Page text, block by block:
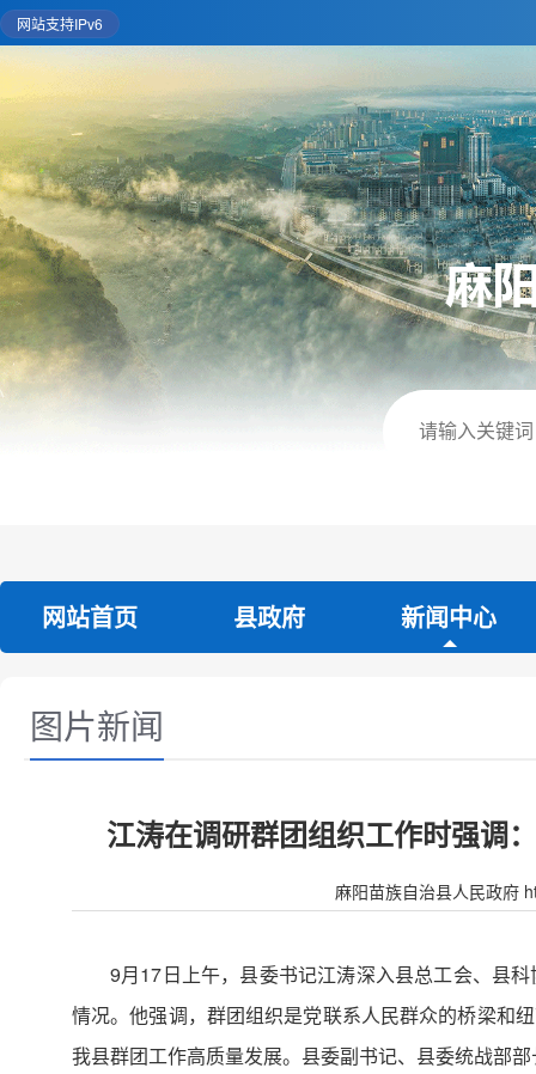
网站支持IPv6
网站首页 县政府 新闻中心
图片新闻
江涛在调研群团组织工作时强调
麻阳苗族自治县人民政府
9月17日上午，县委书记江涛深入县总工会、县
情况。他强调，群团组织是党联系人民群众的桥梁和
我县群团工作高质量发展。县委副书记、县委统战部